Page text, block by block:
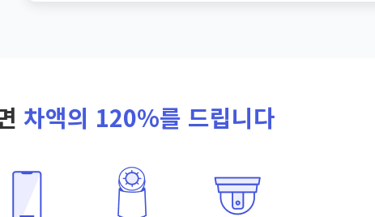
차액의 120%를 드립니다